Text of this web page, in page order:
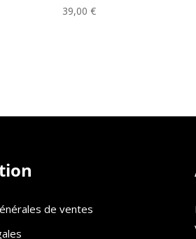
39,00 €
de ventes